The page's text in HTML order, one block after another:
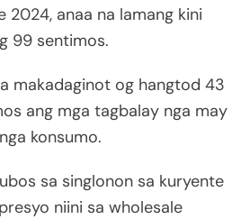
2024, anaa na lamang kini
99 sentimos.
makadaginot og hangtod 43
ang mga tagbalay nga may
konsumo.
sa singlonon sa kuryente
niini sa wholesale